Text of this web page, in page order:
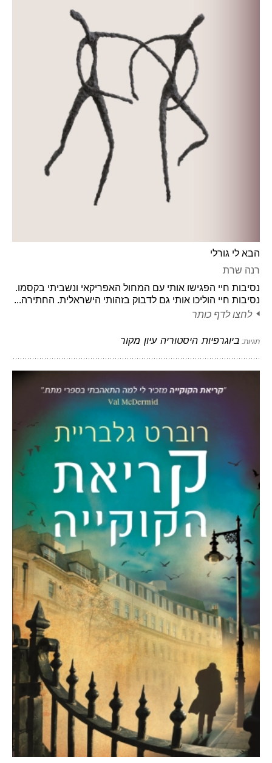
הבא לי גורלי
רנה שרת
נסיבות חיי הפגישו אותי עם המחול האפריקאי ונשביתי בקסמו.
נסיבות חיי הוליכו אותי גם לדבוק בזהותי הישראלית. החתירה...
לחצו לדף כותר
תגיות: ביוגרפיות היסטוריה עיון מקור